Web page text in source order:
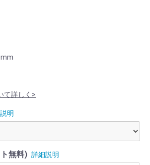
て詳しく>
明
無料) 詳細説明